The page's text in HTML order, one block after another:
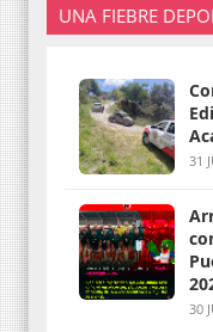
UNA FIEBRE
31
30